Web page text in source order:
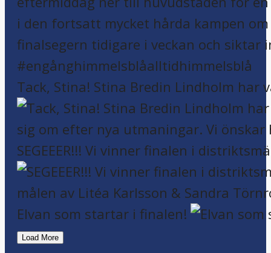
Tack, Stina! Stina Bredin Lindholm har
SEGEEER!!! Vi vinner finalen i
Elvan som startar i finalen!
Load More